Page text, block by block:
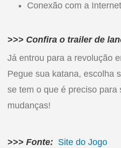
Conexão com a
>>> Confira o trailer de
Já entrou para a revolução
Pegue sua katana, escolha
se tem o que é preciso para
mudanças!
>>> Fonte: Site do Jogo